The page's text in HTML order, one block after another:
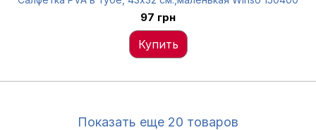
97 грн
Купить
Показать еще 20 товаров